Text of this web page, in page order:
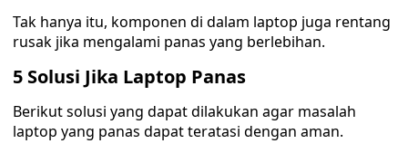
Tak hanya itu, komponen di dalam laptop juga rentang
rusak jika mengalami panas yang berlebihan.
5 Solusi Jika Laptop Panas
Berikut solusi yang dapat dilakukan agar masalah
laptop yang panas dapat teratasi dengan aman.